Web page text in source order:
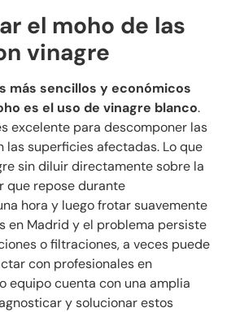
el moho de las
vinagre
más sencillos y económicos
es el uso de vinagre blanco.
excelente para descomponer las
las superficies afectadas. Lo que
sin diluir directamente sobre la
que repose durante
hora y luego frotar suavemente
en Madrid y el problema persiste
o filtraciones, a veces puede
con profesionales en
equipo cuenta con una amplia
y solucionar estos